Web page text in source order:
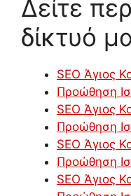
Δείτε
δίκτυό
SEO Άγιος
Προώθηση
SEO Άγιος
Προώθηση
SEO Άγιος
Προώθηση
SEO Άγιος